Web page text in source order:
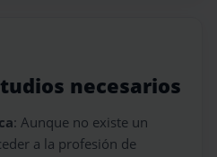
necesarios
: Aunque no existe un
a la profesión de